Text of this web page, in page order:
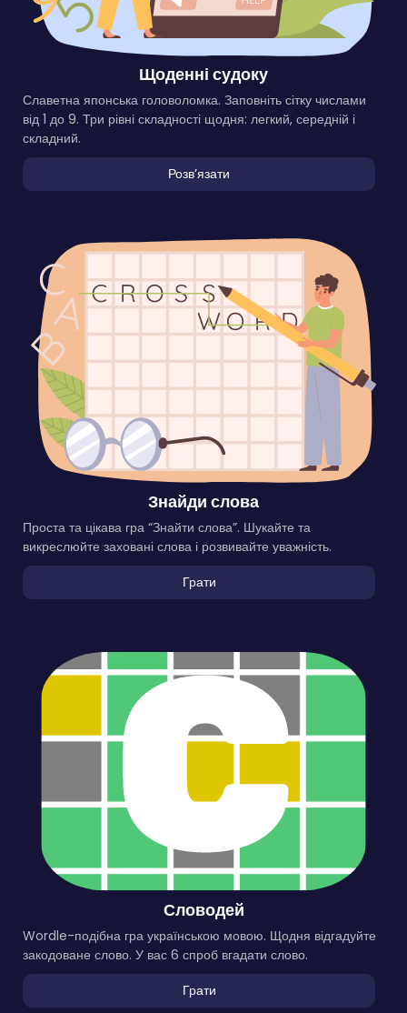
Щоденні судоку
Славетна японська головоломка. Заповніть сітку числами
від 1 до 9. Три рівні складності щодня: легкий, середній і
складний.
Розвʼязати
Знайди слова
Проста та цікава гра “Знайти слова”. Шукайте та
викреслюйте заховані слова і розвивайте уважність.
Грати
Словодей
Wordle-подібна гра українською мовою. Щодня відгадуйте
закодоване слово. У вас 6 спроб вгадати слово.
Грати